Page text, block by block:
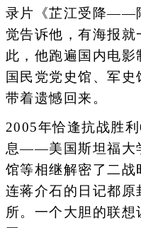
录片《芷江受降——
觉告诉他，有海报
此，他跑遍国内电
国民党党史馆、军
带着遗憾回来。
2005年恰逢抗战胜
息——美国斯坦福大
馆等相继解密了二
连蒋介石的日记都原
所。一个大胆的联